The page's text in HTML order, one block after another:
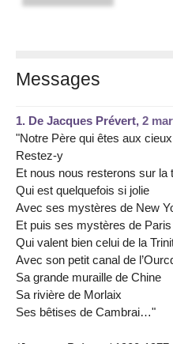
Messages
1. De Jacques Prévert, 2
"Notre Père qui êtes aux cieux
Restez-y
Et nous nous resterons sur la
Qui est quelquefois si jolie
Avec ses mystères de New
Et puis ses mystères de Paris
Qui valent bien celui de la
Avec son petit canal de
Sa grande muraille de Chine
Sa rivière de Morlaix
Ses bêtises de Cambrai…"